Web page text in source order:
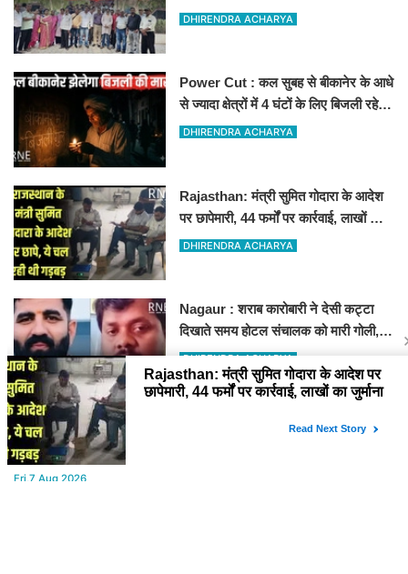
DHIRENDRA ACHARYA
Power Cut : कल सुबह से बीकानेर के आधे
से ज्यादा क्षेत्रों में 4 घंटों के लिए बिजली रहेगी
गुल
DHIRENDRA ACHARYA
Rajasthan: मंत्री सुमित गोदारा के आदेश
पर छापेमारी, 44 फर्मों पर कार्रवाई, लाखों का
जुर्माना
DHIRENDRA ACHARYA
Nagaur : शराब कारोबारी ने देसी कट्टा
दिखाते समय होटल संचालक को मारी गोली,
जोधपुर रेफर करते समय एंबुलेंस पलटी, मौत
DHIRENDRA ACHARYA
Fri,7 Aug 2026